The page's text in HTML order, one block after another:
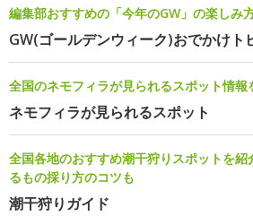
編集部おすすめの「今年のGW」の楽しみ
GW(ゴールデンウィーク)おでかけト
全国のネモフィラが見られるスポット情報
ネモフィラが見られるスポット
全国各地のおすすめ潮干狩りスポットを
るもの採り方のコツも
潮干狩りガイド